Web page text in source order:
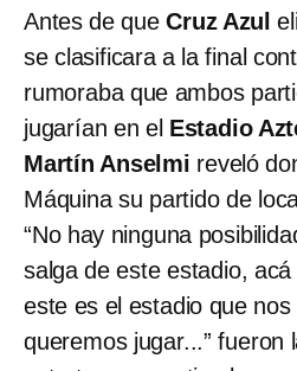
Antes de queCruz Azul
se clasificara a la final
rumoraba que ambos
jugarían en el Estadio
Martín Anselmi reveló
Máquina su partido de
“No hay ninguna
salga de este estadio,
este es el estadio que
queremos jugar...” fueron